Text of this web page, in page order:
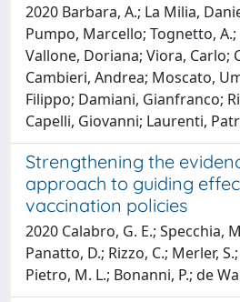
2020 Barbara, A.; La Milia,
Pumpo, Marcello; Tognetto,
Vallone, Doriana; Viora, Carlo;
Cambieri, Andrea; Moscato,
Filippo; Damiani, Gianfranco;
Capelli, Giovanni; Laurenti,
Strengthening the
approach to guiding
vaccination policies
2020 Calabro, G. E.; Specchia,
Panatto, D.; Rizzo, C.; Merler,
Pietro, M. L.; Bonanni, P.; de